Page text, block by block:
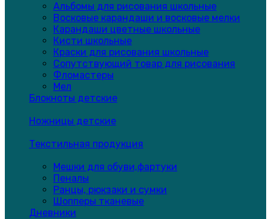
Альбомы для рисования школьные
Восковые карандаши и восковые мелки
Карандаши цветные школьные
Кисти школьные
Краски для рисования школьные
Сопутствующий товар для рисования
Фломастеры
Мел
Блокноты детские
Ножницы детские
Текстильная продукция
Мешки для обуви,фартуки
Пеналы
Ранцы, рюкзаки и сумки
Шопперы тканевые
Дневники